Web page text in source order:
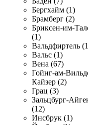
Бергхайм (1)
Брамберг (2)
Бриксен-им-
(1)
Вальдфиртель
Вальс (1)
Вена (67)
Гойнг-ам-
Кайзер (2)
Грац (3)
Зальцбург-
(12)
Инсбрук (1)